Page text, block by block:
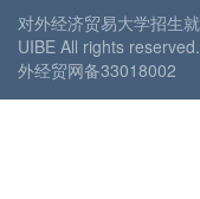
对外经济贸易大学招生
UIBE All rights reserved.
外经贸网备33018002